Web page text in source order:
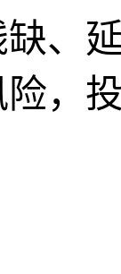
缺、
，